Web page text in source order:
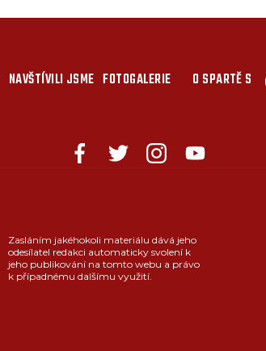
NAVŠTÍVILI JSME FOTOGALERIE O SPARTĚ S
Zasláním jakéhokoli materiálu dává jeho
odesílatel redakci automaticky svolení k
jeho publikování na tomto webu a právo
k případnému dalšímu využití.